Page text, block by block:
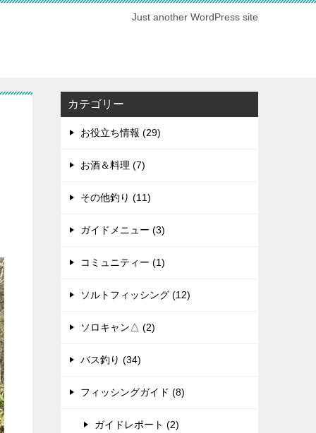
Just another WordPress site
カテゴリー
お役立ち情報 (29)
お酒＆料理 (7)
その他釣り (11)
ガイドメニュー (3)
コミュニティー (1)
ソルトフィッシング (12)
ソロキャン△ (2)
バス釣り (34)
フィッシングガイド (8)
ガイドレポート (2)